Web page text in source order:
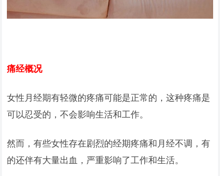
痛经概况
女性月经期有轻微的疼痛可能是正常的，这种疼痛是
可以忍受的，不会影响生活和工作。
然而，有些女性存在剧烈的经期疼痛和月经不调，有
的还伴有大量出血，严重影响了工作和生活。